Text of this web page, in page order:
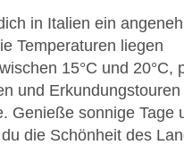
in Italien ein
Temperaturen liegen
15°C und 20°C,
und Erkundungstouren
Genieße sonnige Tage
die Schönheit des